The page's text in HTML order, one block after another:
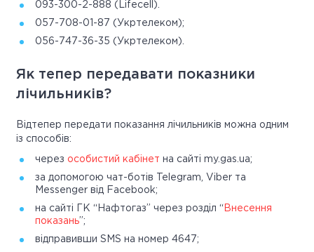
093-300-2-888 (Lifecell).
057-708-01-87 (Укртелеком);
056-747-36-35 (Укртелеком).
Як тепер передавати показники
лічильників?
Відтепер передати показання лічильників можна одним
із способів:
через особистий кабінет на сайті my.gas.ua;
за допомогою чат-ботів Telegram, Viber та
Messenger від Facebook;
на сайті ГК “Нафтогаз” через розділ “ Внесення
показань ”;
відправивши SMS на номер 4647;